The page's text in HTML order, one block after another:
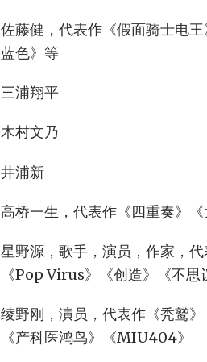
佐藤健，代表作《假面骑士电
蓝色》等
三浦翔平
木村文乃
井浦新
高桥一生，代表作《四重奏》
星野源，歌手，演员，作家，
《Pop Virus》《创造》《不
绫野刚，演员，代表作《秃鹫
《产科医鸿鸟》《MIU404》